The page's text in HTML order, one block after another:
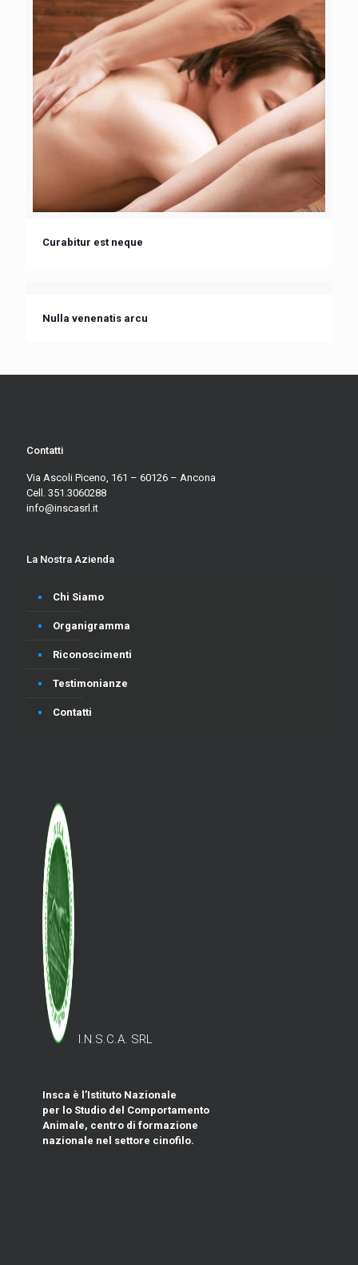
Curabitur est neque
Nulla venenatis arcu
Contatti
Via Ascoli Piceno, 161 – 60126 – Ancona
Cell. 351.3060288
info@inscasrl.it
La Nostra Azienda
Chi Siamo
Organigramma
Riconoscimenti
Testimonianze
Contatti
I.N.S.C.A. SRL
Insca è l’Istituto Nazionale
per lo Studio del Comportamento
Animale, centro di formazione
nazionale nel settore cinofilo.